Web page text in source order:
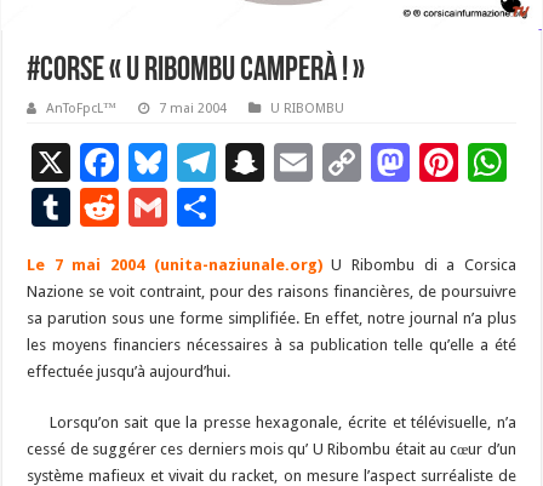
#Corse « U RIBOMBU CAMPERÀ ! »
AnToFpcL™ 7 mai 2004 U RIBOMBU
X
F
ac
e
b
o
o
k
Bl
u
es
ky
T
gr
a
m
S
p
c
h
E
l
C
y
Li
n
M
d
o
n
Pi
es
t
p
p
T
m
bl
r
R
d
di
t
G
m
ai
l
ar
ta
g
er
Le 7 mai 2004 (unita-naziunale.org)U Ribombu di a Corsica
Nazione se voit contraint, pour des raisons financières, de poursuivre
sa parution sous une forme simplifiée. En effet, notre journal n’a plus
les moyens financiers nécessaires à sa publication telle qu’elle a été
effectuée jusqu’à aujourd’hui.
Lorsqu’on sait que la presse hexagonale, écrite et télévisuelle, n’a
cessé de suggérer ces derniers mois qu’ U Ribombu était au cœur d’un
système mafieux et vivait du racket, on mesure l’aspect surréaliste de